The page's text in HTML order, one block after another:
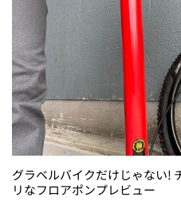
グラベルバイクだけじゃない!
リなフロアポンプレビュー